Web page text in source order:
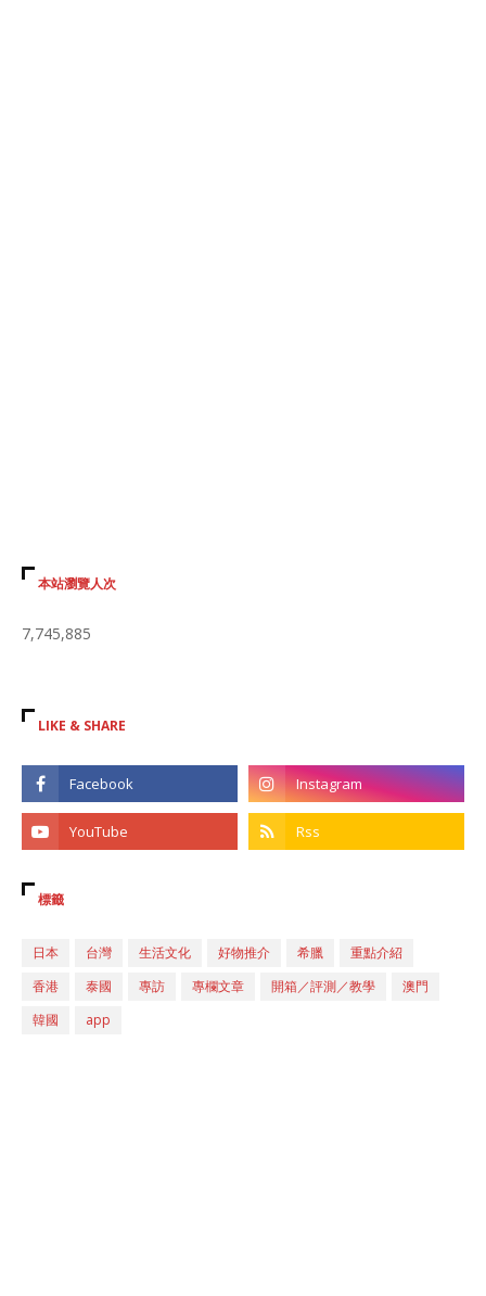
本站瀏覽人次
7,745,885
LIKE & SHARE
標籤
日本 台灣 生活文化 好物推介 希臘
重點介紹
香港
泰國 專訪 專欄文章 開箱／評測／教學
澳門
韓國
app